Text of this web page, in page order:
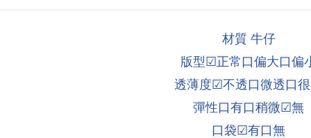
材質 牛仔
版型 ☑正常 口偏大口偏
透薄度☑不透口微透口
彈性口有口稍微☑無
口袋☑有口無